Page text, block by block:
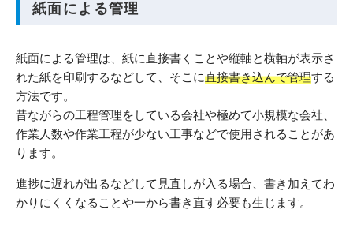
紙面による管理
紙面による管理は、紙に直接書くことや縦軸と横軸が表示さ
れた紙を印刷するなどして、そこに直接書き込んで管理する
方法です。
昔ながらの工程管理をしている会社や極めて小規模な会社、
作業人数や作業工程が少ない工事などで使用されることがあ
ります。
進捗に遅れが出るなどして見直しが入る場合、書き加えてわ
かりにくくなることや一から書き直す必要も生じます。